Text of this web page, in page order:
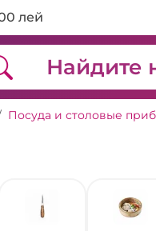
лей
Посуда и столовые